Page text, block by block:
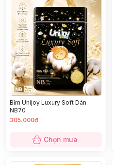
Bỉm Unijoy Luxury Soft Dán
NB70
305.000đ
Chọn mua